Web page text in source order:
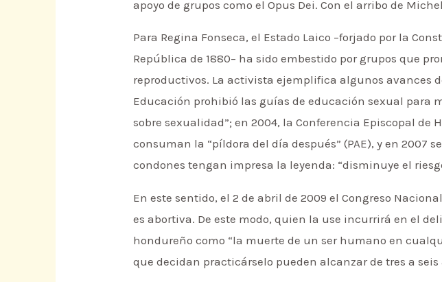
apoyo de grupos como el Opus Dei. Con el arribo de
Para Regina Fonseca, el Estado Laico –forjado por la
República de 1880– ha sido embestido por grupos que
reproductivos. La activista ejemplifica algunos avances
Educación prohibió las guías de educación sexual para
sobre sexualidad”; en 2004, la Conferencia Episcopal
consuman la “píldora del día después” (PAE), y en 2007
condones tengan impresa la leyenda: “disminuye el
En este sentido, el 2 de abril de 2009 el Congreso
es abortiva. De este modo, quien la use incurrirá en el
hondureño como “la muerte de un ser humano en
que decidan practicárselo pueden alcanzar de tres a seis